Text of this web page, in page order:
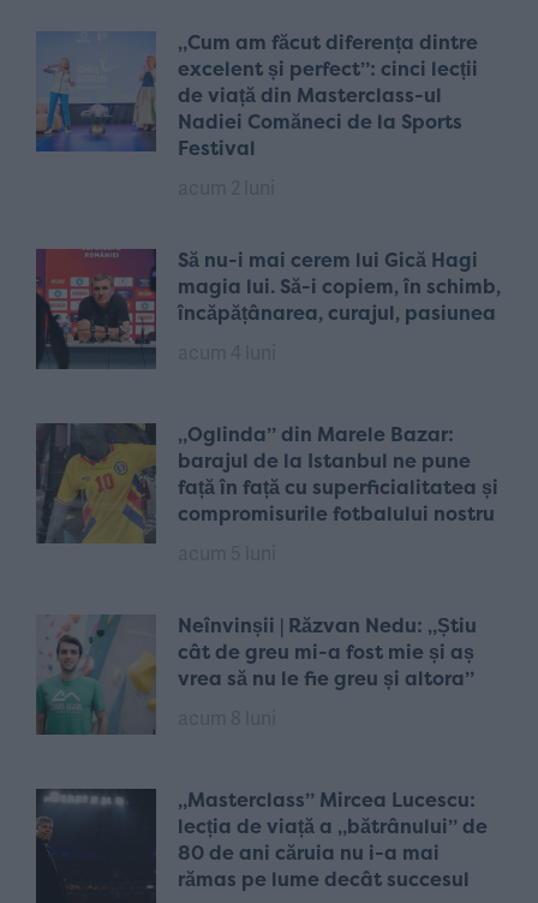
„Cum am făcut diferența dintre
excelent și perfect”: cinci lecții
de viață din Masterclass-ul
Nadiei Comăneci de la Sports
Festival
Să nu-i mai cerem lui Gică Hagi
magia lui. Să-i copiem, în schimb,
încăpățânarea, curajul, pasiunea
„Oglinda” din Marele Bazar:
barajul de la Istanbul ne pune
față în față cu superficialitatea și
compromisurile fotbalului nostru
Neînvinșii | Răzvan Nedu: „Știu
cât de greu mi-a fost mie și aș
vrea să nu le fie greu și altora”
„Masterclass” Mircea Lucescu:
lecția de viață a „bătrânului” de
80 de ani căruia nu i-a mai
rămas pe lume decât succesul